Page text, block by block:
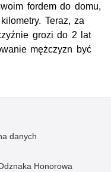
fordem do domu,
Teraz, za
grozi do 2 lat
mężczyzn być
danych
Honorowa